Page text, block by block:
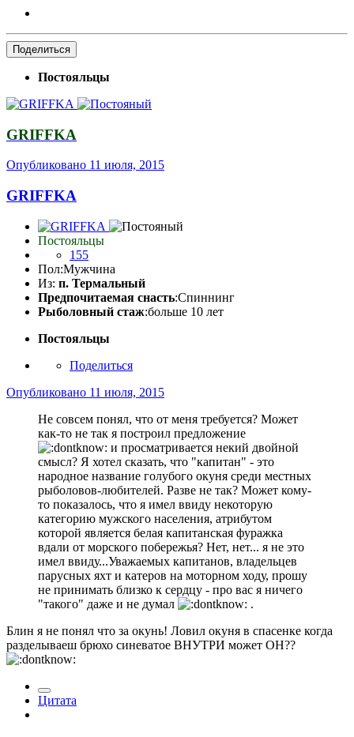
Поделиться
Постояльцы
GRIFFKA
Опубликовано 11 июля, 2015
GRIFFKA
Постояльцы
155
Пол:Мужчина
Из: п. Термальный
Предпочитаемая снасть:Спиннинг
Рыболовный стаж:больше 10 лет
Постояльцы
Поделиться
Опубликовано 11 июля, 2015
Не совсем понял, что от меня требуется? Может
как-то не так я построил предложение
и просматривается некий двойной
смысл? Я хотел сказать, что "капитан" - это
народное название голубого окуня среди местных
рыболовов-любителей. Разве не так? Может кому-
то показалось, что я имел ввиду некоторую
категорию мужского населения, атрибутом
которой является белая капитанская фуражка
вдали от морского побережья? Нет, нет... я не это
имел ввиду...Уважаемых капитанов, владельцев
парусных яхт и катеров на моторном ходу, прошу
не принимать близко к сердцу - про вас я ничего
"такого" даже и не думал
.
Блин я не понял что за окунь! Ловил окуня в спасенке когда
разделываеш брюхо синеватое ВНУТРИ может ОН??
Цитата